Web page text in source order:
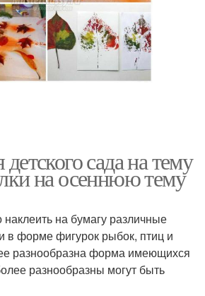
сада на тему
на осеннюю тему
на бумагу различные
в форме фигурок рыбок, птиц и
разнообразна форма имеющихся
разнообразны могут быть